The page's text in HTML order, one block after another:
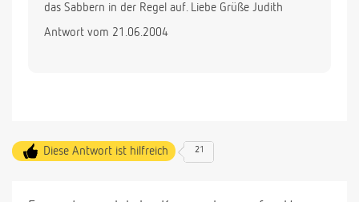
das Sabbern in der Regel auf. Liebe Grüße Judith
Antwort vom 21.06.2004
Diese Antwort ist hilfreich 21